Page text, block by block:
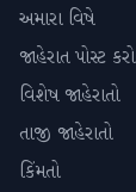
અમારા વિષે
જાહેરાત પોસ્ટ કરો
વિશેષ જાહેરાતો
તાજી જાહેરાતો
કિંમતો